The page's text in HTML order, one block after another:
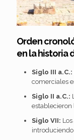
Orden
en la historia
Siglo III a.C.:
comerciales
Siglo II a.C.:
establecieron
Siglo VII: